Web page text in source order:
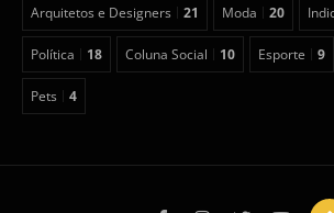
Arquitetos e Designers 21 Moda 20
Política 18 Coluna Social 10 Esporte 9
Pets 4